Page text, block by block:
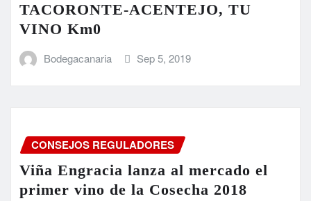
TACORONTE-ACENTEJO, TU
VINO Km0
Bodegacanaria Sep 5, 2019
CONSEJOS REGULADORES
Viña Engracia lanza al mercado el
primer vino de la Cosecha 2018